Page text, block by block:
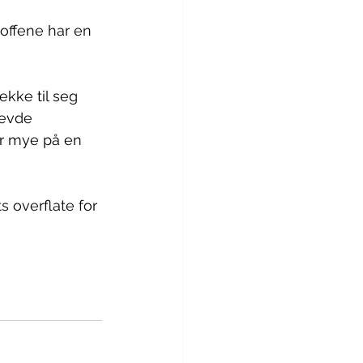
har en
til seg
mye på en
overflate for